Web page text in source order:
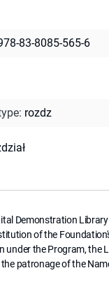
83-8085-565-6
: rozdz
Demonstration
of the
under the Program, the
patronage of the